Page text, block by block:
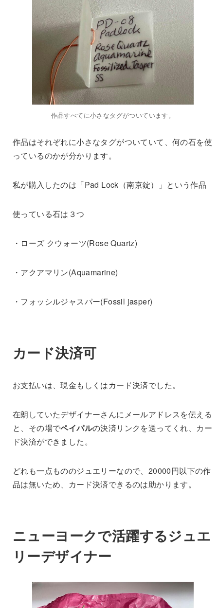
作品すべてに小さなタグがついています。
作品はそれぞれに小さなタグがついていて、何の石を使
っているのかが分かります。
私が購入したのは「Pad Lock（南京錠）」という作品
使っている石は３つ
・ローズ クウォーツ(Rose Quartz)
・アクアマリン(Aquamarine)
・フォッシルジャスパー(Fossil jasper)
カード決済可
お支払いは、現金もしくはカード決済でした。
在朗していたデザイナーさんにメールアドレスを伝える
と、その場でペイパルの決済リンクを送ってくれ、カー
ド決済ができました。
どれも一点もののジュエリーなので、20000円以下の作
品は無いため、カード決済できるのは助かります。
ニューヨークで活躍するジュエ
リーデザイナー